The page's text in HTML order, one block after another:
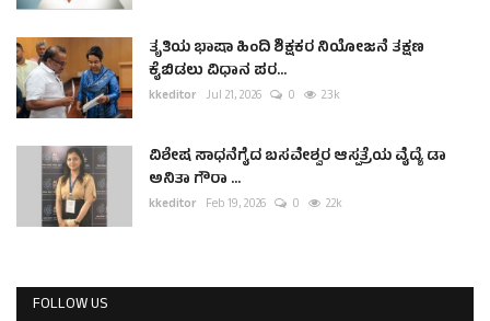
ತೃತಿಯ ಭಾಷಾ ಹಿಂದಿ ಶಿಕ್ಷಕರ ನಿಯೋಜನೆ ತಕ್ಷಣ
ಕೈಬಿಡಲು ವಿಧಾನ ಪರ...
kkeditor Jul 21, 2026 0 2.3k
ವಿಶೇಷ ಸಾಧನೆಗೈದ ಬಸವೇಶ್ವರ ಆಸ್ಪತ್ರೆಯ ವೈದ್ಯೆ ಡಾ
ಅನಿತಾ ಗೌರಾ ...
kkeditor Feb 19, 2026 0 2.2k
FOLLOW US